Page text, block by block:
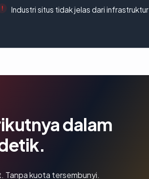
Industri situs tidak jelas dari infrastruktur
dalam
Tanpa kuota tersembunyi.